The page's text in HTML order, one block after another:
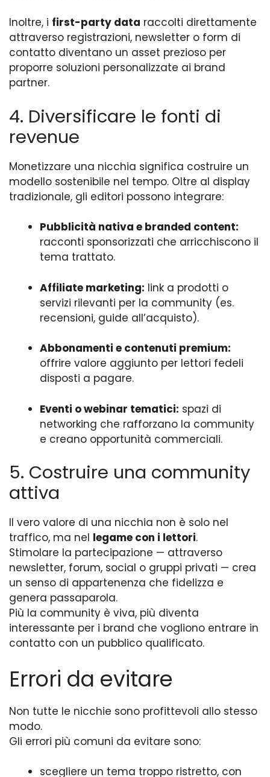
Inoltre, i first-party data raccolti direttamente
attraverso registrazioni, newsletter o form di
contatto diventano un asset prezioso per
proporre soluzioni personalizzate ai brand
partner.
4. Diversificare le fonti di
revenue
Monetizzare una nicchia significa costruire un
modello sostenibile nel tempo. Oltre al display
tradizionale, gli editori possono integrare:
Pubblicità nativa e branded content:
racconti sponsorizzati che arricchiscono il
tema trattato.
Affiliate marketing: link a prodotti o
servizi rilevanti per la community (es.
recensioni, guide all’acquisto).
Abbonamenti e contenuti premium:
offrire valore aggiunto per lettori fedeli
disposti a pagare.
Eventi o webinar tematici: spazi di
networking che rafforzano la community
e creano opportunità commerciali.
5. Costruire una community
attiva
Il vero valore di una nicchia non è solo nel
traffico, ma nel legame con i lettori.
Stimolare la partecipazione — attraverso
newsletter, forum, social o gruppi privati — crea
un senso di appartenenza che fidelizza e
genera passaparola.
Più la community è viva, più diventa
interessante per i brand che vogliono entrare in
contatto con un pubblico qualificato.
Errori da evitare
Non tutte le nicchie sono profittevoli allo stesso
modo.
Gli errori più comuni da evitare sono:
scegliere un tema troppo ristretto, con